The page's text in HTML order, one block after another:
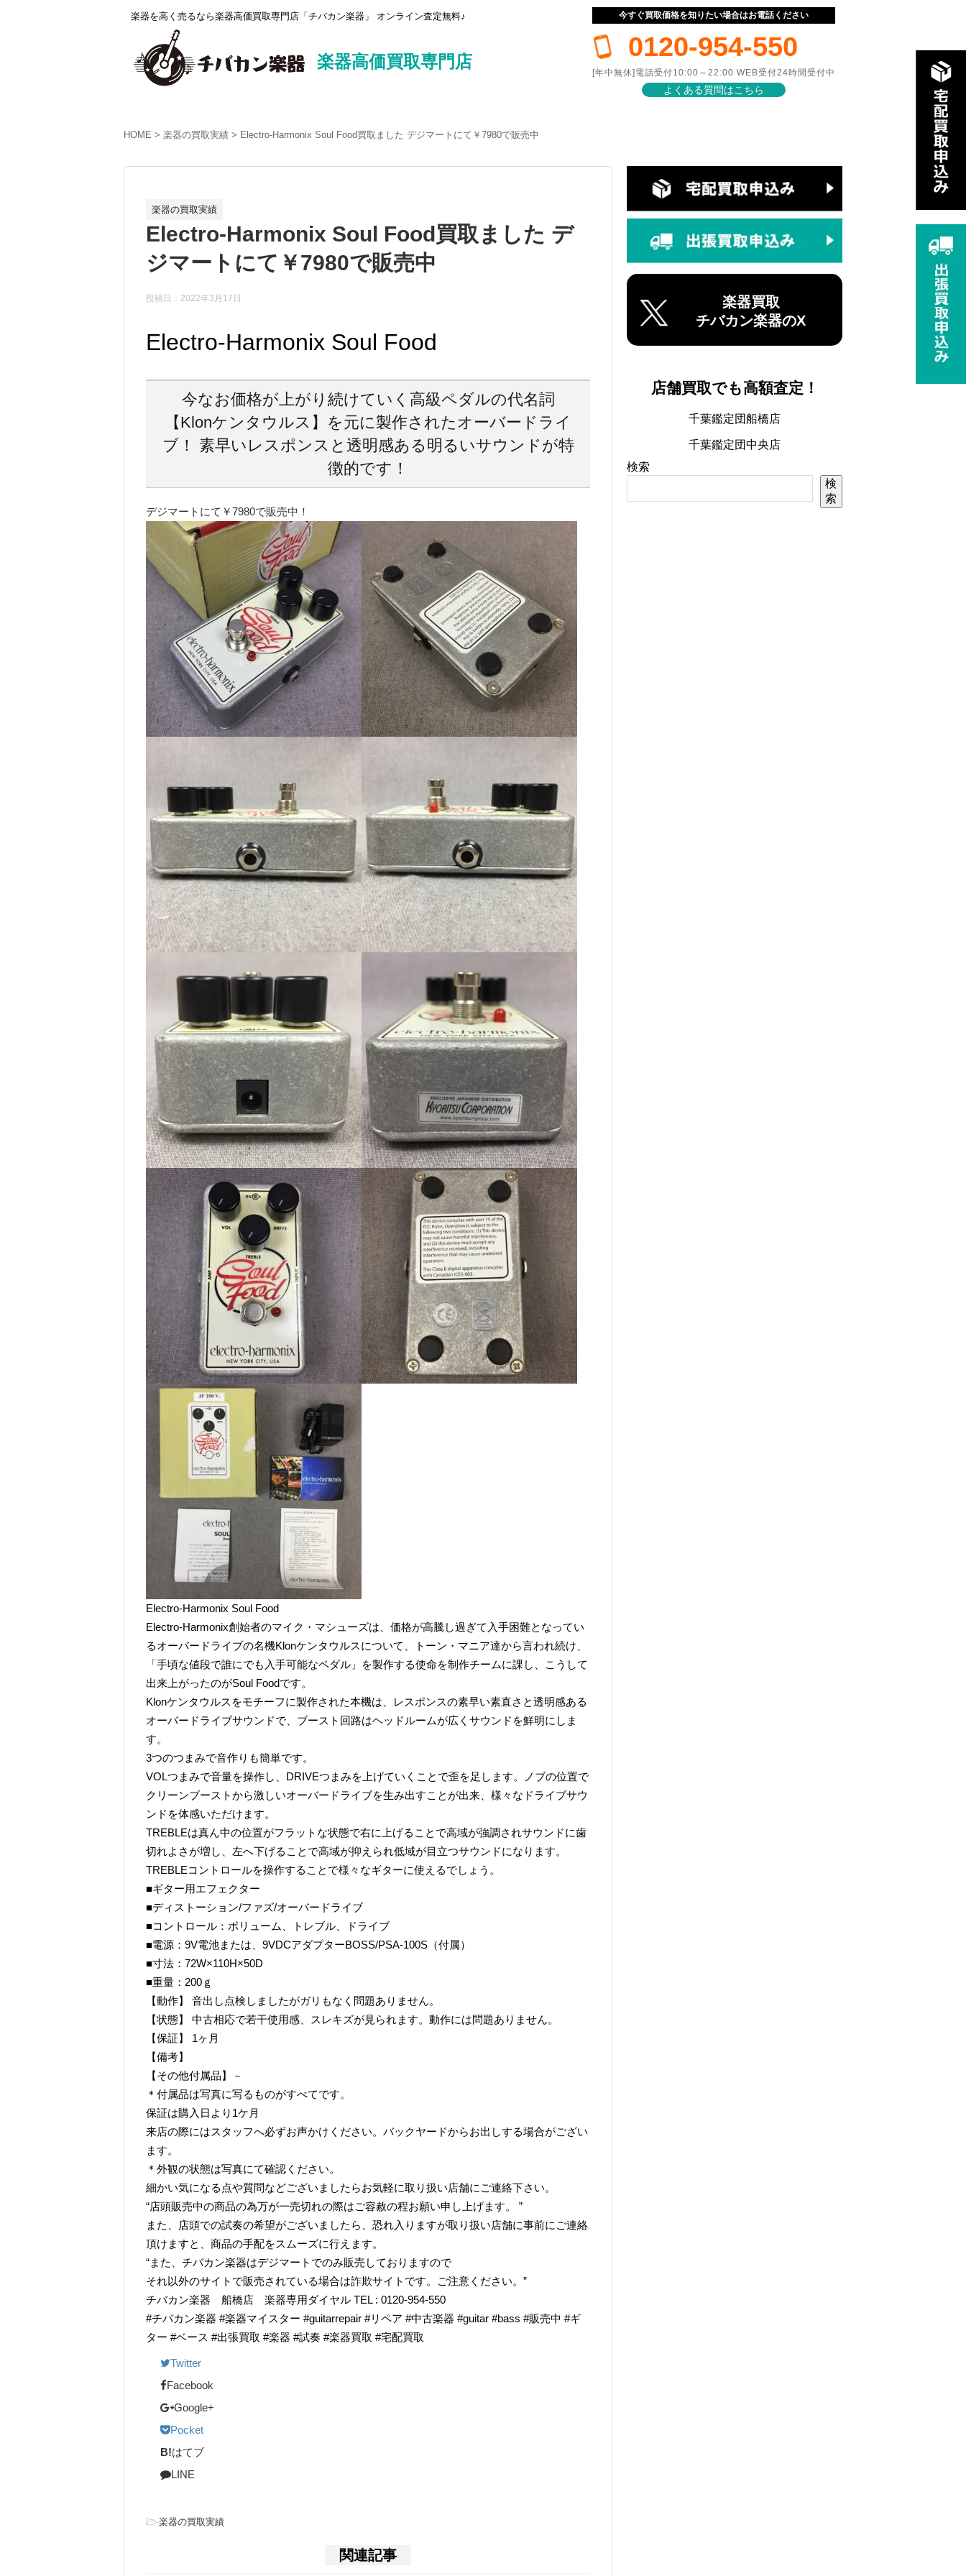
楽器を高く売るなら楽器高価買取専門店「チバカン楽器」 オンライン査定無料♪
楽器高価買取専門店
今すぐ買取価格を知りたい場合はお電話ください
0120-954-550
[年中無休]電話受付10:00～22:00 WEB受付24時間受付中
よくある質問はこちら
HOME 楽器の買取実績 Electro-Harmonix Soul Food買取ました デジマートにて￥7980で販売中
楽器の買取実績
Electro-Harmonix Soul Food買取ました デ
ジマートにて￥7980で販売中
投稿日：2022年3月17日
Electro-Harmonix Soul Food
今なお価格が上がり続けていく高級ペダルの代名詞
【Klonケンタウルス】を元に製作されたオーバードライ
ブ！ 素早いレスポンスと透明感ある明るいサウンドが特
徴的です！
デジマートにて￥7980で販売中！
Electro-Harmonix Soul Food
Electro-Harmonix創始者のマイク・マシューズは、価格が高騰し過ぎて入手困難となってい
るオーバードライブの名機Klonケンタウルスについて、トーン・マニア達から言われ続け、
「手頃な値段で誰にでも入手可能なペダル」を製作する使命を制作チームに課し、こうして
出来上がったのがSoul Foodです。
Klonケンタウルスをモチーフに製作された本機は、レスポンスの素早い素直さと透明感ある
オーバードライブサウンドで、ブースト回路はヘッドルームが広くサウンドを鮮明にしま
す。
3つのつまみで音作りも簡単です。
VOLつまみで音量を操作し、DRIVEつまみを上げていくことで歪を足します。ノブの位置で
クリーンブーストから激しいオーバードライブを生み出すことが出来、様々なドライブサウ
ンドを体感いただけます。
TREBLEは真ん中の位置がフラットな状態で右に上げることで高域が強調されサウンドに歯
切れよさが増し、左へ下げることで高域が抑えられ低域が目立つサウンドになります。
TREBLEコントロールを操作することで様々なギターに使えるでしょう。
■ギター用エフェクター
■ディストーション/ファズ/オーバードライブ
■コントロール：ボリューム、トレブル、ドライブ
■電源：9V電池または、9VDCアダプターBOSS/PSA-100S（付属）
■寸法：72W×110H×50D
■重量：200ｇ
【動作】 音出し点検しましたがガリもなく問題ありません。
【状態】 中古相応で若干使用感、スレキズが見られます。動作には問題ありません。
【保証】 1ヶ月
【備考】
【その他付属品】－
＊付属品は写真に写るものがすべてです。
保証は購入日より1ケ月
来店の際にはスタッフへ必ずお声かけください。バックヤードからお出しする場合がござい
ます。
＊外観の状態は写真にて確認ください。
細かい気になる点や質問などございましたらお気軽に取り扱い店舗にご連絡下さい。
“店頭販売中の商品の為万が一売切れの際はご容赦の程お願い申し上げます。 ”
また、店頭での試奏の希望がございましたら、恐れ入りますが取り扱い店舗に事前にご連絡
頂けますと、商品の手配をスムーズに行えます。
“また、チバカン楽器はデジマートでのみ販売しておりますので
それ以外のサイトで販売されている場合は詐欺サイトです。ご注意ください。”
チバカン楽器 船橋店 楽器専用ダイヤル TEL : 0120-954-550
#チバカン楽器 #楽器マイスター #guitarrepair #リペア #中古楽器 #guitar #bass #販売中 #ギ
ター #ベース #出張買取 #楽器 #試奏 #楽器買取 #宅配買取
Twitter
Facebook
Google+
Pocket
B!はてブ
LINE
-楽器の買取実績
関連記事
楽器買取
チバカン楽器のX
店舗買取でも高額査定！
千葉鑑定団船橋店
千葉鑑定団中央店
検索
検
索